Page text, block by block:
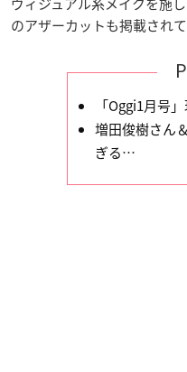
のアザーカットも掲載されて
「Oggi1月号
増田俊樹さん
ぎる…